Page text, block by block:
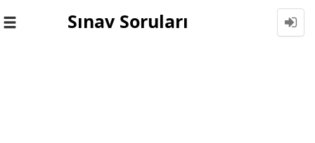
Toggle
Sınav Soruları